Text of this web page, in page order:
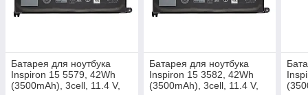
Батарея для ноутбука
Inspiron 15 5579, 42Wh
(3500mAh), 3cell, 11.4 V,
Батарея для ноутбука
Inspiron 15 3582, 42Wh
(3500mAh), 3cell, 11.4 V,